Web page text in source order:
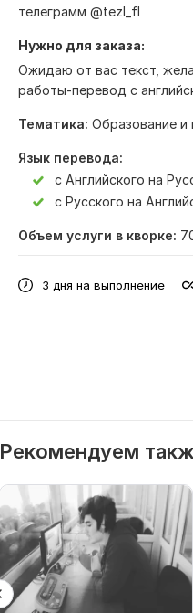
телеграмм @tezl_fl
Нужно для заказа:
Ожидаю от вас текст,
работы-перевод с
Тематика: Образование и
Язык перевода:
с Английского на
с Русского на
Объем услуги в кворке:
3 дня на выполнение
Рекомендуем